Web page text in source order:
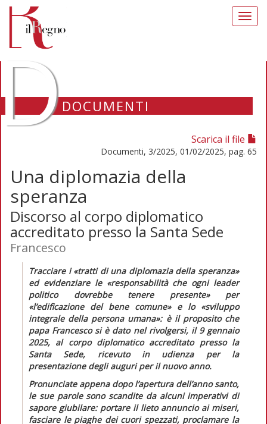
DOCUMENTI
Scarica il file
Documenti, 3/2025, 01/02/2025, pag. 65
Una diplomazia della
speranza
Discorso al corpo diplomatico
accreditato presso la Santa Sede
Francesco
Tracciare i«tratti di una diplomazia della speranza»
ed evidenziare le «responsabilità che ogni leader
politico dovrebbe tenere presente»per
«l’edificazione del bene comune» e lo «sviluppo
integrale della persona umana»: è il proposito che
papa Francesco si è dato nel rivolgersi, il 9 gennaio
2025, al corpo diplomatico accreditato presso la
Santa Sede, ricevuto in udienza per la
presentazione degli auguri per il nuovo anno.
Pronunciate appena dopo l’apertura dell’anno santo,
le sue parole sono scandite da alcuni imperativi di
sapore giubilare: portare il lieto annuncio ai miseri,
fasciare le piaghe dei cuori spezzati, proclamare la